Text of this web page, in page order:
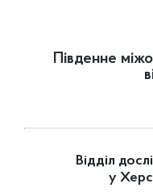
Південне
Відділ
у